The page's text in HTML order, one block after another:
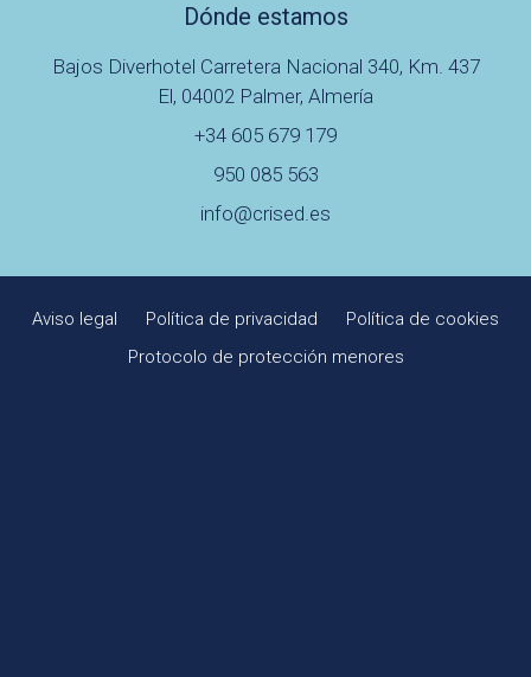
Dónde estamos
Bajos Diverhotel Carretera Nacional 340, Km. 437
El, 04002 Palmer, Almería
+34 605 679 179
950 085 563
info@crised.es
Aviso legal Política de privacidad
Política de cookies
Protocolo de protección menores